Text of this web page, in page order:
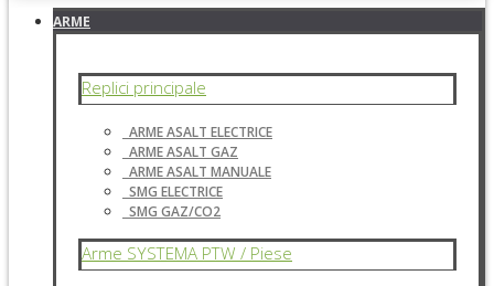
ARME
Replici principale
ARME ASALT ELECTRICE
ARME ASALT GAZ
ARME ASALT MANUALE
SMG ELECTRICE
SMG GAZ/CO2
Arme SYSTEMA PTW / Piese